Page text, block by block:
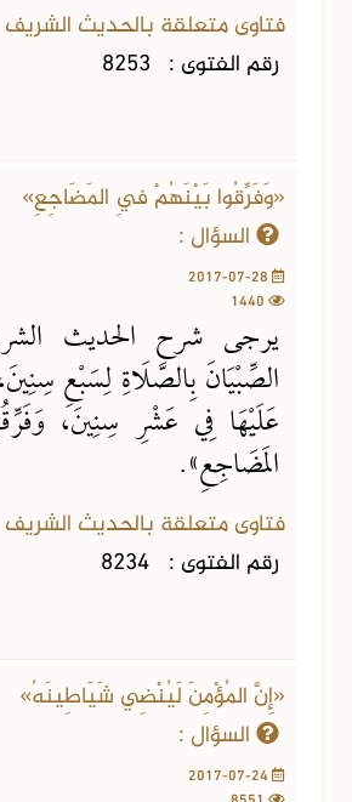
فتاوى متعلقة بالحديث الشريف
رقم الفتوى : 8253
«وَفَرِّقُوا بَيْنَهُمْ فِي المَضَاجِعِ»
السؤال :
يرجى شرح الحديث
الصِّبْيَانَ بِالصَّلَاةِ لِسَبْعِ
عَلَيْهَا فِي عَشْرِ سِنِينَ،
المَضَاجِعِ».
فتاوى متعلقة بالحديث الشريف
رقم الفتوى : 8234
«إِنَّ المُؤْمِنَ لَيُنْضِي شَيَاطِينَهُ»
السؤال :